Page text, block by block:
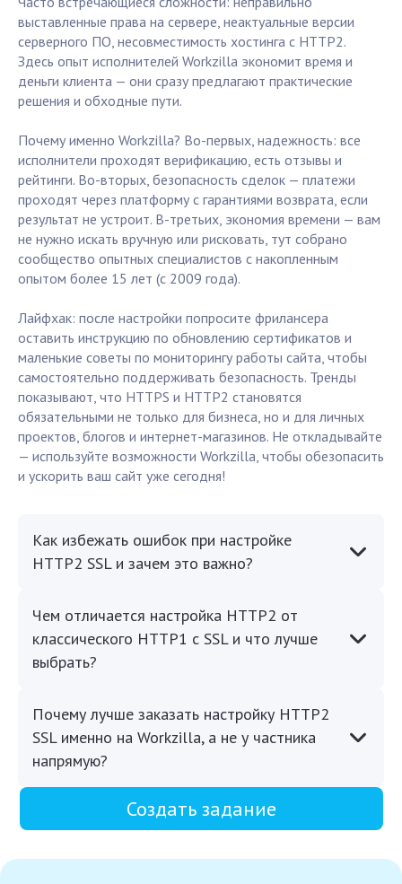
выставленные права на сервере, неактуальные версии
серверного ПО, несовместимость хостинга с HTTP2.
Здесь опыт исполнителей Workzilla экономит время и
деньги клиента — они сразу предлагают практические
решения и обходные пути.
Почему именно Workzilla? Во-первых, надежность: все
исполнители проходят верификацию, есть отзывы и
рейтинги. Во-вторых, безопасность сделок — платежи
проходят через платформу с гарантиями возврата, если
результат не устроит. В-третьих, экономия времени — вам
не нужно искать вручную или рисковать, тут собрано
сообщество опытных специалистов с накопленным
опытом более 15 лет (с 2009 года).
Лайфхак: после настройки попросите фрилансера
оставить инструкцию по обновлению сертификатов и
маленькие советы по мониторингу работы сайта, чтобы
самостоятельно поддерживать безопасность. Тренды
показывают, что HTTPS и HTTP2 становятся
обязательными не только для бизнеса, но и для личных
проектов, блогов и интернет-магазинов. Не откладывайте
— используйте возможности Workzilla, чтобы обезопасить
и ускорить ваш сайт уже сегодня!
Как избежать ошибок при настройке
HTTP2 SSL и зачем это важно?
Чем отличается настройка HTTP2 от
классического HTTP1 с SSL и что лучше
выбрать?
Почему лучше заказать настройку HTTP2
SSL именно на Workzilla, а не у частника
напрямую?
Создать задание